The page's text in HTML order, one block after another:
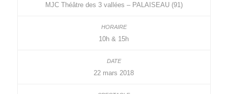
MJC Théâtre des 3 vallées – PALAISEAU (91)
10h & 15h
22 mars 2018